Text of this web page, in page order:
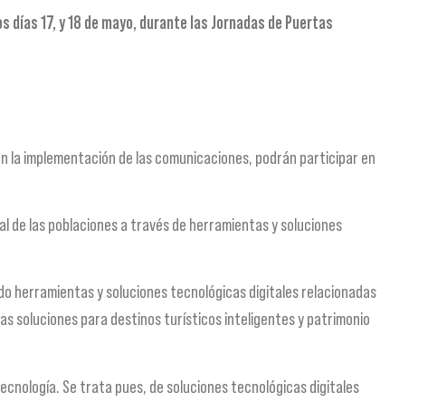
17, y 18 de mayo, durante las Jornadas de Puertas
implementación de las comunicaciones, podrán participar en
las poblaciones a través de herramientas y soluciones
herramientas y soluciones tecnológicas digitales relacionadas
soluciones para destinos turísticos inteligentes y patrimonio
Se trata pues, de soluciones tecnológicas digitales